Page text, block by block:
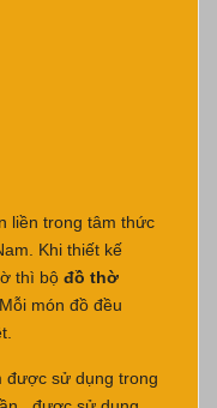
liền trong tâm thức
Khi thiết kế
thì bộ đồ thờ
món đồ đều
được sử dụng trong